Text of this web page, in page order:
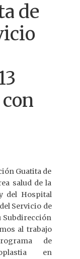
de
Guatita de
salud de la
del Hospital
Servicio de
Subdirección
al trabajo
de
en